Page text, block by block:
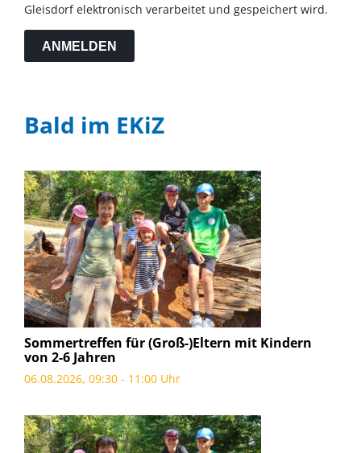
Gleisdorf elektronisch verarbeitet und gespeichert wird.
ANMELDEN
Bald im EKiZ
Sommertreffen für (Groß-)Eltern mit Kindern
von 2-6 Jahren
06.08.2026, 09:30 - 11:00 Uhr